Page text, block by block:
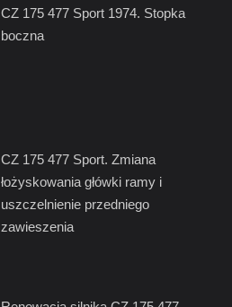
CZ 175 477 Sport 1974. Stopka
boczna
CZ 175 477 Sport. Zmiana
łożyskowania główki ramy i
uszczelnienie przedniego
zawieszenia